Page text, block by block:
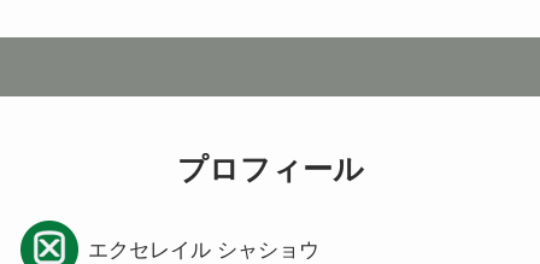
プロフィール
エクセレイル シャショウ